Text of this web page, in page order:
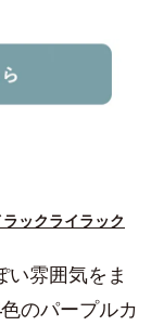
ックライラック
い雰囲気をま
のパープルカ